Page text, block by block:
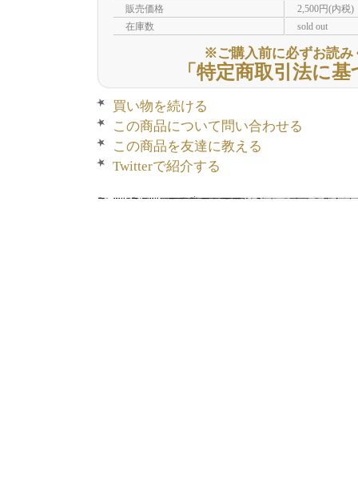
販売価格
2,500円(内税)
在庫数
sold out
※ご購入前に必ずお読み
「特定商取引法に
買い物を続ける
この商品について問い合わせる
この商品を友達に教える
Twitterで紹介する